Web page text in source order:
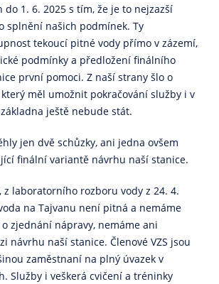
1. 6. 2025 s tím, že je to nejzazší
splnění našich podmínek. Ty
tekoucí pitné vody přímo v zázemí,
podmínky a předložení finálního
první pomoci. Z naší strany šlo o
měl umožnit pokračování služby i v
ještě nebude stát.
jen dvě schůzky, ani jedna ovšem
finální variantě návrhu naší stanice.
z laboratorního rozboru vody z 24. 4.
na Tajvanu není pitná a nemáme
zjednání nápravy, nemáme ani
návrhu naší stanice. Členové VZS jsou
zaměstnaní na plný úvazek v
Služby i veškerá cvičení a tréninky